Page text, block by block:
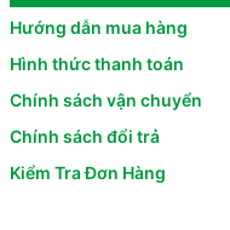
Hướng dẫn mua hàng
Hình thức thanh toán
Chính sách vận chuyển
Chính sách đổi trả
Kiểm Tra Đơn Hàng